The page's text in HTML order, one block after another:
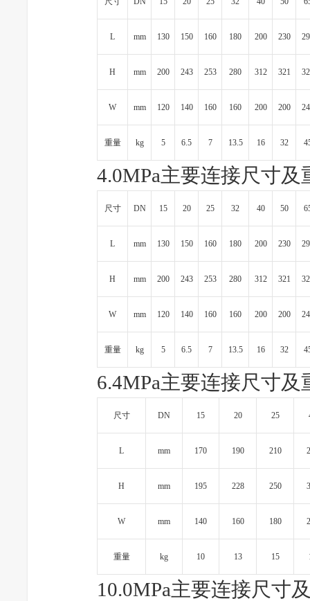
L mm 130 150 160 180 200 230
H mm 200 243 253 280 312 321
W mm 120 140 160 160 200 200
重量 kg 5 6.5 7 13.5 16 32
4.0MPa主要连接尺寸及
尺寸 DN 15 20 25 32 40 50
L mm 130 150 160 180 200 230
H mm 200 243 253 280 312 321
W mm 120 140 160 160 200 200
重量 kg 5 6.5 7 13.5 16 32
6.4MPa主要连接尺寸及
尺寸 DN 15 20 25
L mm 170 190 210
H mm 195 228 250
W mm 140 160 180
重量 kg 10 13 15
10.0MPa主要连接尺寸